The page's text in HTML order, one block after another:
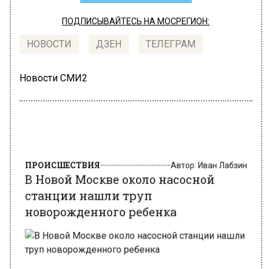
ПОДПИСЫВАЙТЕСЬ НА МОСРЕГИОН:
НОВОСТИ ДЗЕН ТЕЛЕГРАМ
Новости СМИ2
станции нашли труп
новорожденного ребенка